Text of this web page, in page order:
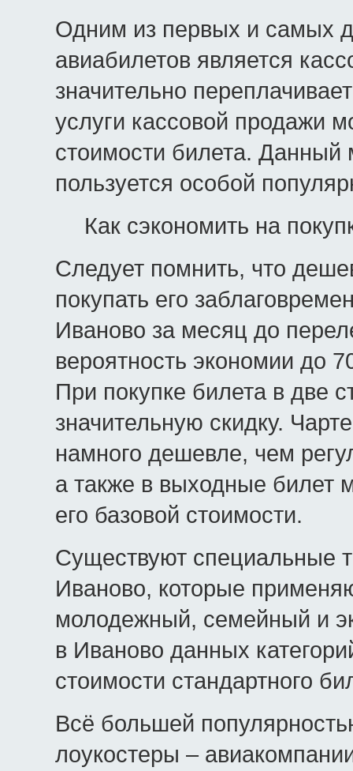
Одним из первых и самых
авиабилетов является
значительно
услуги кассовой продажи
стоимости билета. Данный
пользуется особой
Как сэкономить на
Следует помнить, что
покупать его
Иваново за месяц до
вероятность экономии до
При покупке билета в две
значительную скидку.
намного дешевле, чем
а также в выходные билет
его базовой стоимости.
Существуют специальные
Иваново, которые
молодежный, семейный и
в Иваново данных
стоимости стандартного
Всё большей
лоукостеры –